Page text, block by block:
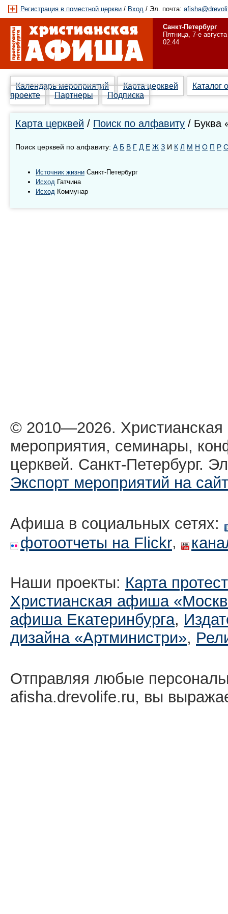
Регистрация в поместной церкви / Вход / Эл. почта:
Санкт-Петербург
Пятница, 7-е августа
02:44
Календарь мероприятий Карта церквей
Каталог
проекте
Партнеры Подписка
Карта церквей / Поиск по алфавиту / Буква
Поиск церквей по алфавиту: А Б В Г Д Е Ж З И К Л М Н О П Р С
Источник жизни Санкт-Петербург
Исход Гатчина
Исход Коммунар
© 2010—2026.
мероприятия, семинары,
церквей. Санкт-Петербург.
Экспорт мероприятий на сайт
Афиша в социальных сетях:
фотоотчеты на Flickr,
Наши проекты: Карта
Христианская афиша
афиша Екатеринбургa,
дизайна «Артминистри»,
Отправляя любые
afisha.drevolife.ru, вы